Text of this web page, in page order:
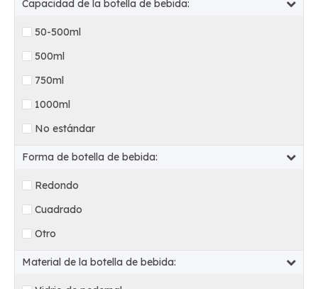
Capacidad de la botella de bebida:
50-500ml
500ml
750ml
1000ml
No estándar
Forma de botella de bebida:
Redondo
Cuadrado
Otro
Material de la botella de bebida: